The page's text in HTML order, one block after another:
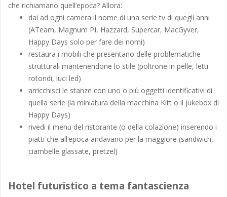
che richiamano quell’epoca? Allora:
dai ad ogni camera il nome di una serie tv di quegli anni
(ATeam, Magnum PI, Hazzard, Supercar, MacGyver,
Happy Days solo per fare dei nomi)
restaura i mobili che presentano delle problematiche
strutturali mantenendone lo stile (poltrone in pelle, letti
rotondi, luci led)
arricchisci le stanze con uno o più oggetti identificativi di
quella serie (la miniatura della macchina Kitt o il jukebox di
Happy Days)
rivedi il menu del ristorante (o della colazione) inserendo i
piatti che all’epoca andavano per la maggiore (sandwich,
ciambelle glassate, pretzel)
Hotel futuristico a tema fantascienza